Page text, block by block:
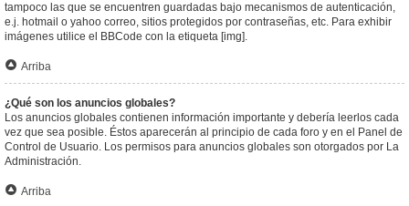
tampoco las que se encuentren guardadas bajo mecanismos de autenticación,
e.j. hotmail o yahoo correo, sitios protegidos por contraseñas, etc. Para exhibir
imágenes utilice el BBCode con la etiqueta [img].
Arriba
¿Qué son los anuncios globales?
Los anuncios globales contienen información importante y debería leerlos cada
vez que sea posible. Éstos aparecerán al principio de cada foro y en el Panel de
Control de Usuario. Los permisos para anuncios globales son otorgados por La
Administración.
Arriba